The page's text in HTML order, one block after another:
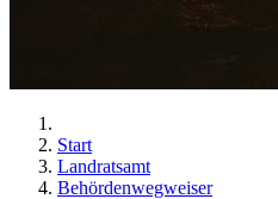
Start
Landratsamt
Behördenwegweiser